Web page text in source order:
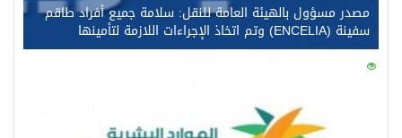
مصدر مسؤول بالهيئة العامة للنقل: سلامة جميع أفراد طاقم
سفينة (ENCELIA) وتم اتخاذ الإجراءات اللازمة لتأمينها
97